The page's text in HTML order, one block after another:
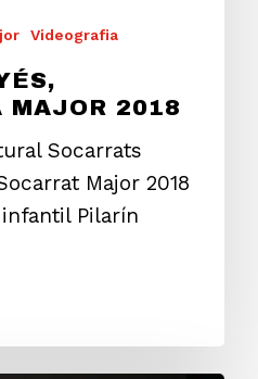
Videografia
MAJOR 2018
Socarrats
Major 2018
Pilarín